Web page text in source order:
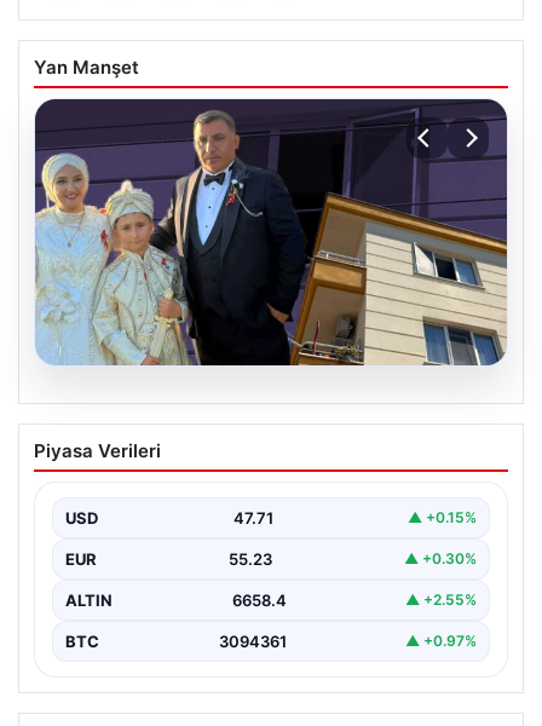
Yan Manşet
Çanakkale’de böcek ilaçlaması felakete
dönüştü. Yusuf öldü, annesi yoğun
{“title”: “Çanakkale’de Böcek İlaçlaması Felakete
Çanakkale’nin…
Piyasa Verileri
USD 47.71 ▲ +0.15%
EUR 55.23 ▲ +0.30%
ALTIN 6658.4 ▲ +2.55%
BTC 3094361 ▲ +0.97%